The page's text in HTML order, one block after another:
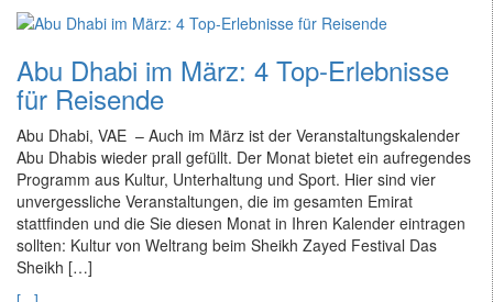
Abu Dhabi im März: 4 Top-Erlebnisse
für Reisende
Abu Dhabi, VAE – Auch im März ist der Veranstaltungskalender
Abu Dhabis wieder prall gefüllt. Der Monat bietet ein aufregendes
Programm aus Kultur, Unterhaltung und Sport. Hier sind vier
unvergessliche Veranstaltungen, die im gesamten Emirat
stattfinden und die Sie diesen Monat in Ihren Kalender eintragen
sollten: Kultur von Weltrang beim Sheikh Zayed Festival Das
Sheikh […]